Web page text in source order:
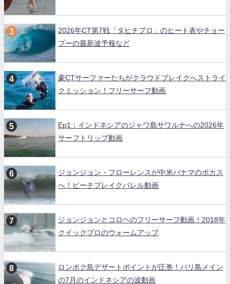
2026年CT第7戦「タヒチプロ」のヒート表やチョー
プーの最新波予報など
豪CTサーファーたちがクラウドブレイクへストライ
クミッション！フリーサーフ動画
Ep1：インドネシアのジャワ島サワルナへの2026年
サーフトリップ動画
ジョンジョン・フローレンスが中米パナマのボカス
へ！ビーチブレイクバレル動画
ジョンジョンとコロヘのフリーサーフ動画！2018年
クイックプロのウォームアップ
ロンボク島デザートポイントが圧巻！バリ島メイン
の7月のインドネシアの波動画